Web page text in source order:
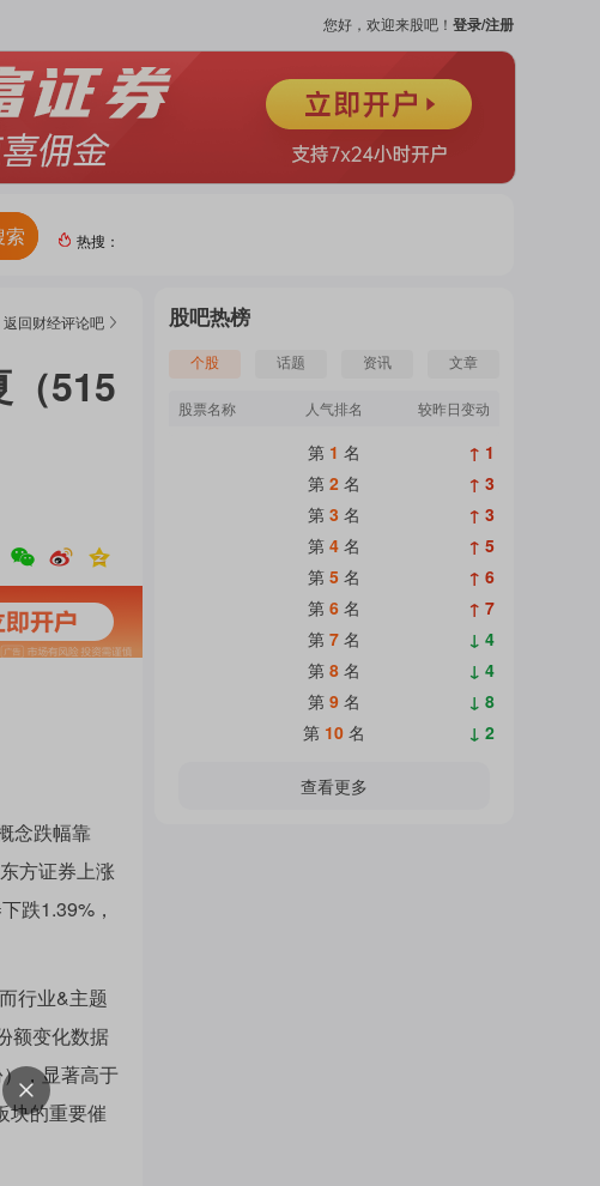
您好，欢迎来股吧！ 登录/注册
索
热门
热
门
热搜：
返回财经评论吧
（515
念跌幅靠
方证券上涨
跌1.39%，
行业&主题
额变化数据
，显著高于
块的重要催
股吧热榜
个股 话题 资讯 文章
股票名称 人气排名 较昨日变动
第 1 名
↑ 1
第 2 名
↑ 3
第 3 名
↑ 3
第 4 名
↑ 5
第 5 名
↑ 6
第 6 名
↑ 7
第 7 名
↓ 4
第 8 名
↓ 4
第 9 名
↓ 8
第 10 名 ↓ 2
查看更多